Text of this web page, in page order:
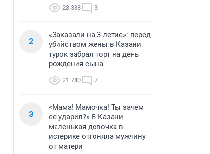
28 388 3
2
«Заказали на 3-летие»: перед
убийством жены в Казани
турок забрал торт на день
рождения сына
21 780 7
3
«Мама! Мамочка! Ты зачем
ее ударил?» В Казани
маленькая девочка в
истерике отгоняла мужчину
от матери